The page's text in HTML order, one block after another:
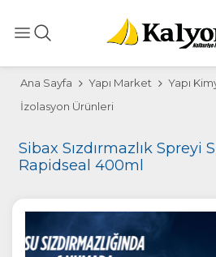
Ana Sayfa Yapı Market
Yapı
İzolasyon Ürünleri
Sibax Sızdırmazlık Spreyi
Rapidseal 400ml